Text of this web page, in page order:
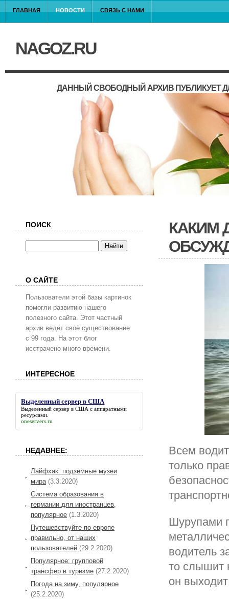
ГЛАВНАЯ НОВОСТИ СВЯЗЬ С НАМИ
NAGOZ.RU
ДАННЫЙ СВОБОДНЫЙ АРХИВ ПУБЛИКУЕТ
КАКИМ
Всем
только
Шурупами
водитель
то слышит
он
ПОИСК
О САЙТЕ
Пользователи этой базы картинок
помогли развитию нашего
полезного сайта. Этот частный
архив ведёт своё существование
с 99 года. На этот блог
исстрачено много времени.
ИНТЕРЕСНОЕ
Выделенный сервер в США
Выделенный сервер в США с аппаратными
ресурсами.
oneservers.ru
НЕДАВНЕЕ:
Лайфхак: подземные музеи
мира(3.3.2020)
Система образования в
германии для иностранцев,
популярное (1.3.2020)
Путешевствуйте по европе
правильно, от наших
пользователей (29.2.2020)
Популярное: групповой
трансфер в туризме (27.2.2020)
Погода на зиму, популярное
(25.2.2020)